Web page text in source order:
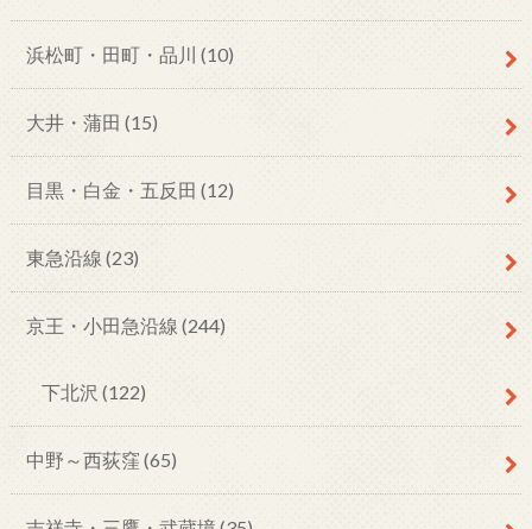
浜松町・田町・品川 (10)
大井・蒲田 (15)
目黒・白金・五反田 (12)
東急沿線 (23)
京王・小田急沿線 (244)
下北沢 (122)
中野～西荻窪 (65)